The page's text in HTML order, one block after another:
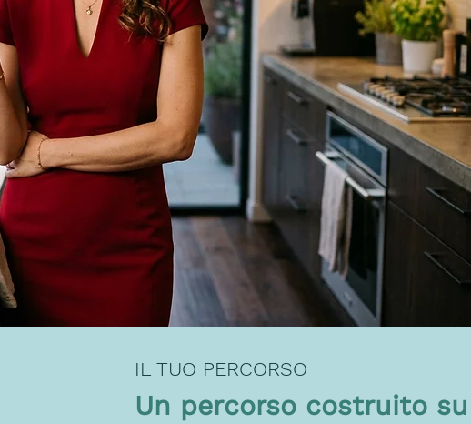
IL TUO PERCORSO
Un percorso costruito su